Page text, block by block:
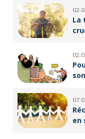
La
en